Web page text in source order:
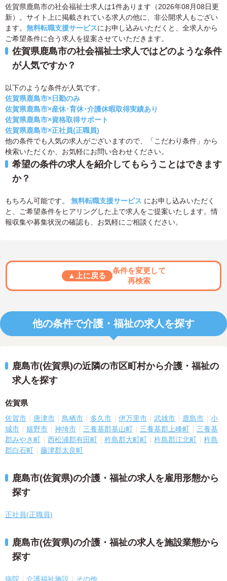
佐賀県鹿島市の社会福祉士求人は1件あります（2026年08月08日更
新）。サイト上に掲載されている求人の他に、非公開求人もござい
ます。 無料転職支援サービスにお申し込みいただくと、全求人から
ご希望条件に合う求人を提案させていただきます。
佐賀県鹿島市の社会福祉士求人ではどのような条件
が人気ですか？
以下のような条件が人気です。
佐賀県鹿島市×日勤のみ
佐賀県鹿島市×産休･育休･介護休暇取得実績あり
佐賀県鹿島市×資格取得サポート
佐賀県鹿島市×正社員(正職員)
他の条件でも人気の求人がございますので、「こだわり条件」から
検索いただくか、お気軽にお問い合わせください。
希望の条件の求人を紹介してもらうことはできます
か？
もちろん可能です。 無料転職支援サービス にお申し込みいただく
と、ご希望条件をヒアリングした上で求人をご提案いたします。情
報収集や募集状況の確認も、お気軽にご相談ください。
▲上に戻る
条件を変更して
再検索
他の条件で介護・福祉の求人を探す
鹿島市(佐賀県)の近隣の市区町村から介護・福祉の
求人を探す
佐賀県
佐賀市 唐津市 鳥栖市 多久市 伊万里市 武雄市 鹿島市
小
城市
嬉野市 神埼市 三養基郡基山町 三養基郡上峰町
三養基
郡みやき町
西松浦郡有田町 杵島郡大町町 杵島郡江北町
杵島
郡白石町
藤津郡太良町
鹿島市(佐賀県)の介護・福祉の求人を雇用形態から
探す
正社員(正職員)
鹿島市(佐賀県)の介護・福祉の求人を施設業態から
探す
病院 介護福祉施設 その他